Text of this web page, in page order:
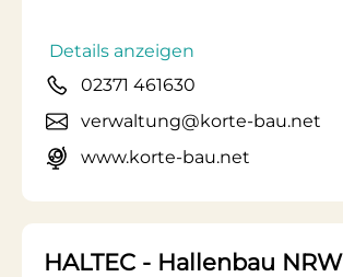
Details anzeigen
02371 461630
verwaltung@korte-bau.net
www.korte-bau.net
HALTEC - Hallenbau NRW